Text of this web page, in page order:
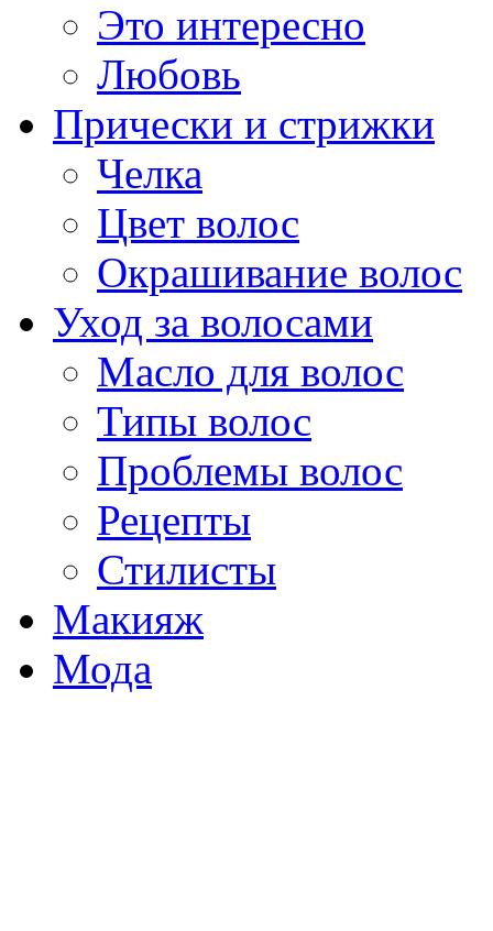
Это интересно
Любовь
Прически и стрижки
Челка
Цвет волос
Окрашивание волос
Уход за волосами
Масло для волос
Типы волос
Проблемы волос
Рецепты
Стилисты
Макияж
Мода